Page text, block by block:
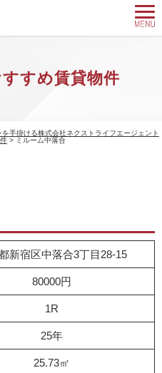
すめ賃貸物件
手掛ける株式会社ネクストライフエージェント
> ミルーム中落合
新宿区中落合3丁目28-15
80000円
1R
25年
25.73㎡